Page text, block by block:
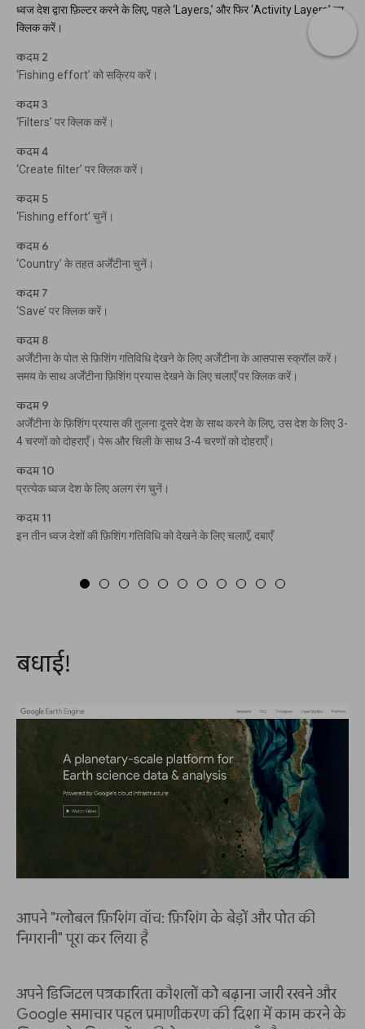
ध्वज देश द्वारा फ़िल्टर करने के लिए, पहले ‘Layers,’ और फिर ‘Activity Layers’ पर
क्लिक करें।
कदम 2
‘Fishing effort’ को सक्रिय करें।
कदम 3
‘Filters’ पर क्लिक करें।
कदम 4
‘Create filter’ पर क्लिक करें।
कदम 5
‘Fishing effort’ चुनें।
कदम 6
‘Country’ के तहत अर्जेंटीना चुनें।
कदम 7
‘Save’ पर क्लिक करें।
कदम 8
अर्जेंटीना के पोत से फ़िशिंग गतिविधि देखने के लिए अर्जेंटीना के आसपास स्क्रॉल करें।
समय के साथ अर्जेंटीना फ़िशिंग प्रयास देखने के लिए चलाएँ पर क्लिक करें।
कदम 9
अर्जेंटीना के फ़िशिंग प्रयास की तुलना दूसरे देश के साथ करने के लिए, उस देश के लिए 3-
4 चरणों को दोहराएँ। पेरू और चिली के साथ 3-4 चरणों को दोहराएँ।
कदम 10
प्रत्येक ध्वज देश के लिए अलग रंग चुनें।
कदम 11
इन तीन ध्वज देशों की फ़िशिंग गतिविधि को देखने के लिए चलाएँ, दबाएँ
बधाई!
आपने "ग्लोबल फ़िशिंग वॉच: फ़िशिंग के बेड़ों और पोत की
निगरानी" पूरा कर लिया है
अपने डिजिटल पत्रकारिता कौशलों को बढ़ाना जारी रखने और
Google समाचार पहल प्रमाणीकरण की दिशा में काम करने के